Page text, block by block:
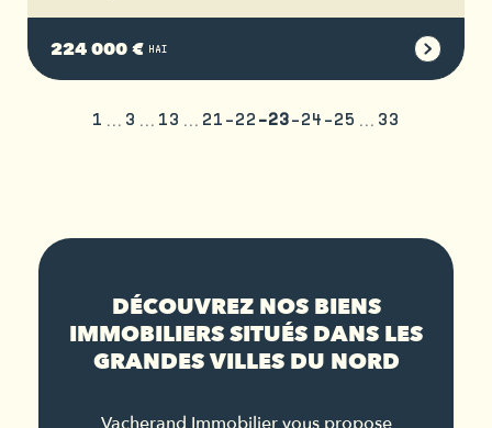
224 000 € HAI
1 3 13 21 22 23 24 25 33
DÉCOUVREZ NOS BIENS
IMMOBILIERS SITUÉS DANS LES
GRANDES VILLES DU NORD